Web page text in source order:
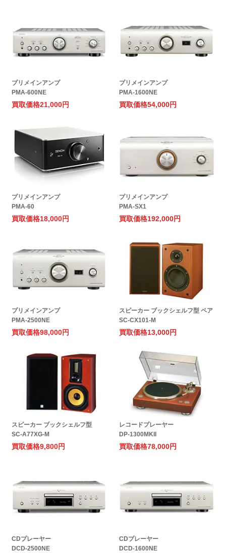
プリメインアンプ
PMA-600NE
買取価格21,000円
プリメインアンプ
PMA-1600NE
買取価格54,000円
プリメインアンプ
PMA-60
買取価格18,000円
プリメインアンプ
PMA-SX1
買取価格192,000円
プリメインアンプ
PMA-2500NE
買取価格98,000円
スピーカー ブックシェルフ型 ペア
SC-CX101-M
買取価格13,000円
スピーカー ブックシェルフ型
SC-A77XG-M
買取価格9,800円
レコードプレーヤー
DP-1300MKII
買取価格78,000円
CDプレーヤー
DCD-2500NE
CDプレーヤー
DCD-1600NE